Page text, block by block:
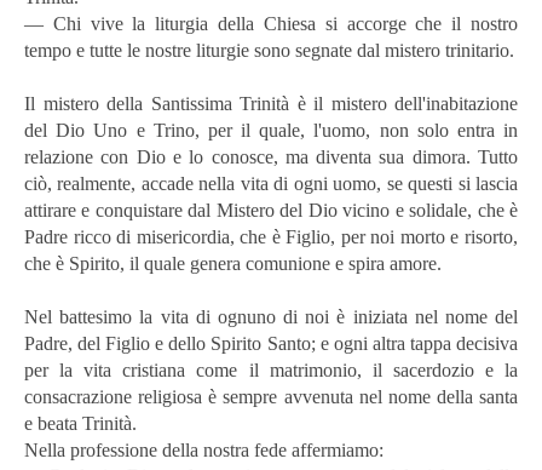
— Chi vive la liturgia della Chiesa si accorge che il nostro
tempo e tutte le nostre liturgie sono segnate dal mistero trinitario.
Il mistero della Santissima Trinità è il mistero dell'inabitazione
del Dio Uno e Trino, per il quale, l'uomo, non solo entra in
relazione con Dio e lo conosce, ma diventa sua dimora. Tutto
ciò, realmente, accade nella vita di ogni uomo, se questi si lascia
attirare e conquistare dal Mistero del Dio vicino e solidale, che è
Padre ricco di misericordia, che è Figlio, per noi morto e risorto,
che è Spirito, il quale genera comunione e spira amore.
Nel battesimo la vita di ognuno di noi è iniziata nel nome del
Padre, del Figlio e dello Spirito Santo; e ogni altra tappa decisiva
per la vita cristiana come il matrimonio, il sacerdozio e la
consacrazione religiosa è sempre avvenuta nel nome della santa
e beata Trinità.
Nella professione della nostra fede affermiamo: